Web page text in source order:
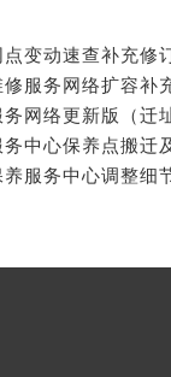
江区五环大街格
昌区环通乡江南
吉市解放路格拉
东区站前街格拉
山区胜利路格拉
州区解放大街格
连山区中央路格
网络更新版（迁
中心保养点搬迁